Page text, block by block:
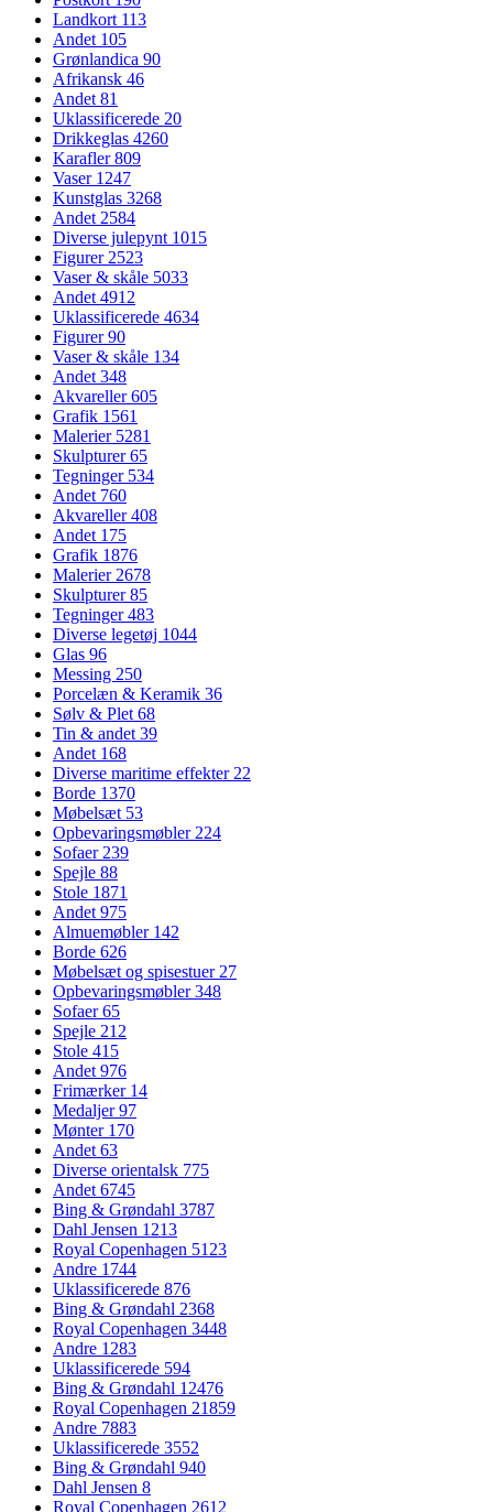
Landkort 113
Andet 105
Grønlandica 90
Afrikansk 46
Andet81
Uklassificerede 20
Drikkeglas 4260
Karafler809
Vaser 1247
Kunstglas 3268
Andet2584
Diverse julepynt 1015
Figurer2523
Vaser & skåle 5033
Andet4912
Uklassificerede 4634
Figurer90
Vaser & skåle 134
Andet348
Akvareller605
Grafik 1561
Malerier 5281
Skulpturer65
Tegninger 534
Andet 760
Akvareller408
Andet 175
Grafik 1876
Malerier2678
Skulpturer85
Tegninger483
Diverse legetøj 1044
Glas 96
Messing 250
Porcelæn & Keramik 36
Sølv & Plet68
Tin & andet39
Andet 168
Diverse maritime effekter22
Borde 1370
Møbelsæt 53
Opbevaringsmøbler224
Sofaer239
Spejle 88
Stole 1871
Andet975
Almuemøbler 142
Borde 626
Møbelsæt og spisestuer27
Opbevaringsmøbler348
Sofaer65
Spejle 212
Stole 415
Andet976
Frimærker 14
Medaljer97
Mønter 170
Andet63
Diverse orientalsk 775
Andet6745
Bing & Grøndahl 3787
Dahl Jensen 1213
Royal Copenhagen 5123
Andre 1744
Uklassificerede 876
Bing & Grøndahl 2368
Royal Copenhagen 3448
Andre 1283
Uklassificerede 594
Bing & Grøndahl 12476
Royal Copenhagen 21859
Andre 7883
Uklassificerede 3552
Bing & Grøndahl 940
Dahl Jensen 8
Royal Copenhagen 2612